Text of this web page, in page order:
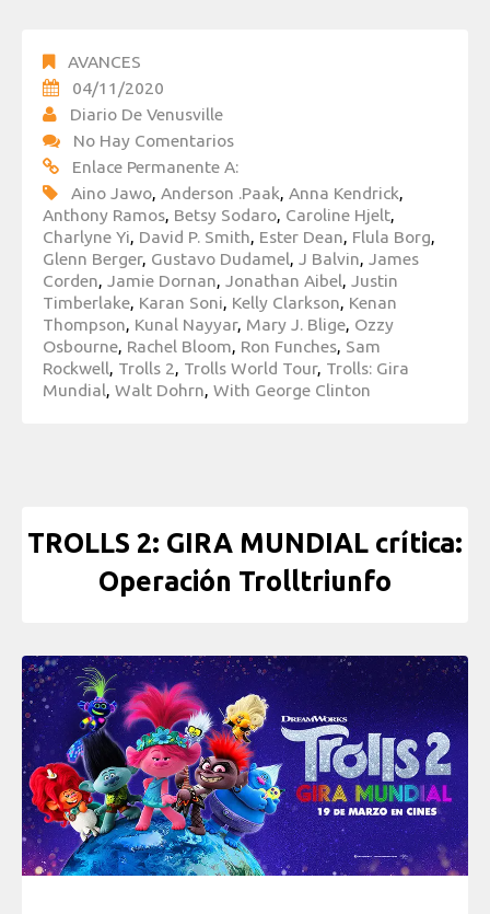
AVANCES
04/11/2020
Diario De Venusville
No Hay Comentarios
Enlace Permanente A:
Aino Jawo, Anderson .Paak, Anna Kendrick,
Anthony Ramos, Betsy Sodaro, Caroline Hjelt,
Charlyne Yi, David P. Smith, Ester Dean, Flula Borg,
Glenn Berger, Gustavo Dudamel, J Balvin, James
Corden, Jamie Dornan, Jonathan Aibel, Justin
Timberlake, Karan Soni, Kelly Clarkson, Kenan
Thompson, Kunal Nayyar, Mary J. Blige, Ozzy
Osbourne, Rachel Bloom, Ron Funches, Sam
Rockwell, Trolls 2, Trolls World Tour, Trolls: Gira
Mundial, Walt Dohrn, With George Clinton
TROLLS 2: GIRA MUNDIAL crítica:
Operación Trolltriunfo